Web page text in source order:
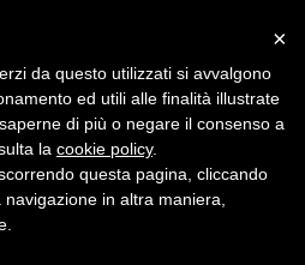
×
da questo utilizzati si avvalgono
ed utili alle finalità illustrate
di più o negare il consenso a
la cookie policy.
questa pagina, cliccando
in altra maniera,